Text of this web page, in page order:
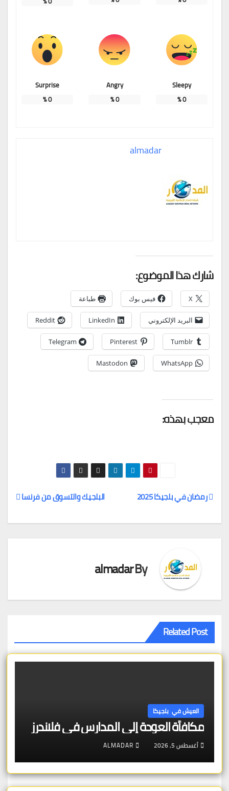
Sleepy
0
%
Angry
0
%
Surprise
0
%
almadar
شارك هذا الموضوع:
X فيس بوك طباعة
البريد الإلكتروني LinkedIn
Reddit
Tumblr
Pinterest
Telegram
WhatsApp
Mastodon
معجب بهذه:
تصفّح
البلجيك والتسوق من فرنسا رمضان في بلجيكا 2025
By
almadar
Related Post
العيش في بلجيكا
مكافأة العودة إلى المدارس في فلاندرز
أغسطس 5, 2026 ALMADAR